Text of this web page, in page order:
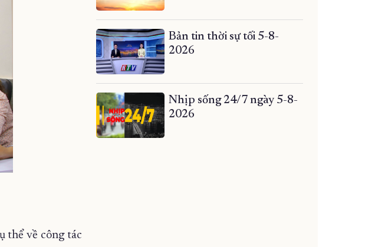
thể về công tác
Bản tin thời sự tối 5-8-
2026
Nhịp sống 24/7 ngày 5-8-
2026